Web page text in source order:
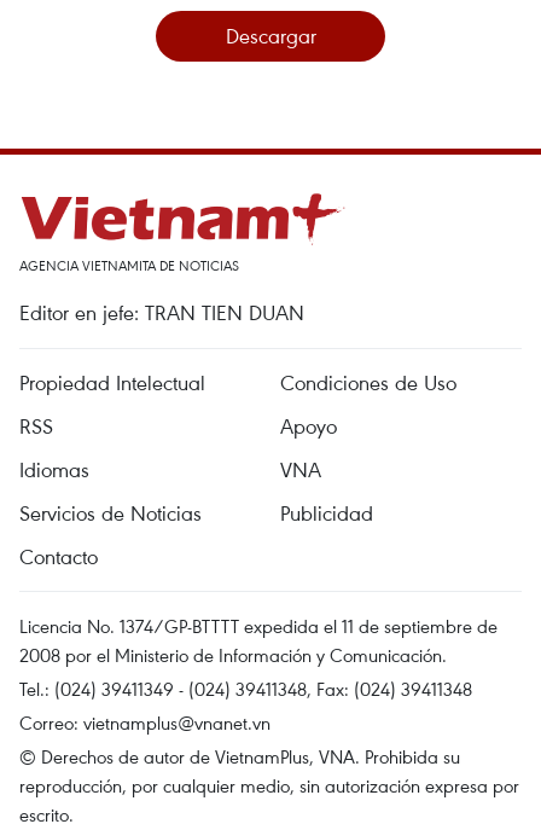
Descargar
AGENCIA VIETNAMITA DE NOTICIAS
Editor en jefe: TRAN TIEN DUAN
Propiedad Intelectual
Condiciones de Uso
RSS
Apoyo
Idiomas
VNA
Servicios de Noticias
Publicidad
Contacto
Licencia No. 1374/GP-BTTTT expedida el 11 de septiembre de
2008 por el Ministerio de Información y Comunicación.
Tel.: (024) 39411349 - (024) 39411348, Fax: (024) 39411348
Correo: vietnamplus@vnanet.vn
© Derechos de autor de VietnamPlus, VNA. Prohibida su
reproducción, por cualquier medio, sin autorización expresa por
escrito.